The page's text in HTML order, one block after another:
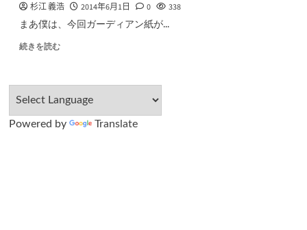
杉江 義浩 2014年6月1日 0 338
まあ僕は、今回ガーディアン紙が...
続きを読む
Powered by Translate